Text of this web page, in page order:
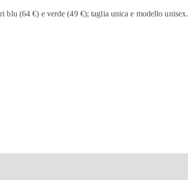
blu (64 €) e verde (49 €); taglia unica e modello unisex.